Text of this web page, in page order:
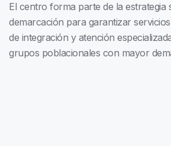
El centro forma parte de la estrategia
demarcación para garantizar
de integración y atención
grupos poblacionales con mayor